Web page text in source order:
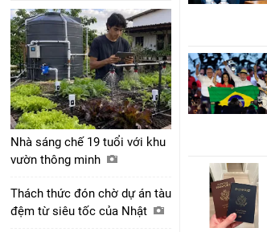
Nhà sáng chế 19 tuổi với khu
vườn thông minh
Thách thức đón chờ dự án tàu
đệm từ siêu tốc của Nhật